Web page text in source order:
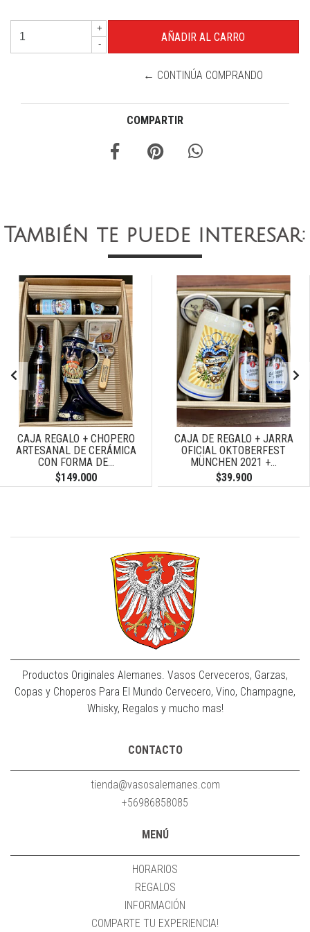
+
-
← CONTINÚA COMPRANDO
COMPARTIR
También te puede interesar:
CAJA REGALO + CHOPERO
ARTESANAL DE CERÁMICA
CON FORMA DE...
$149.000
CAJA DE REGALO + JARRA
OFICIAL OKTOBERFEST
MÜNCHEN 2021 +...
$39.900
Productos Originales Alemanes. Vasos Cerveceros, Garzas,
Copas y Choperos Para El Mundo Cervecero, Vino, Champagne,
Whisky, Regalos y mucho mas!
CONTACTO
tienda@vasosalemanes.com
+56986858085
MENÚ
HORARIOS
REGALOS
INFORMACIÓN
COMPARTE TU EXPERIENCIA!